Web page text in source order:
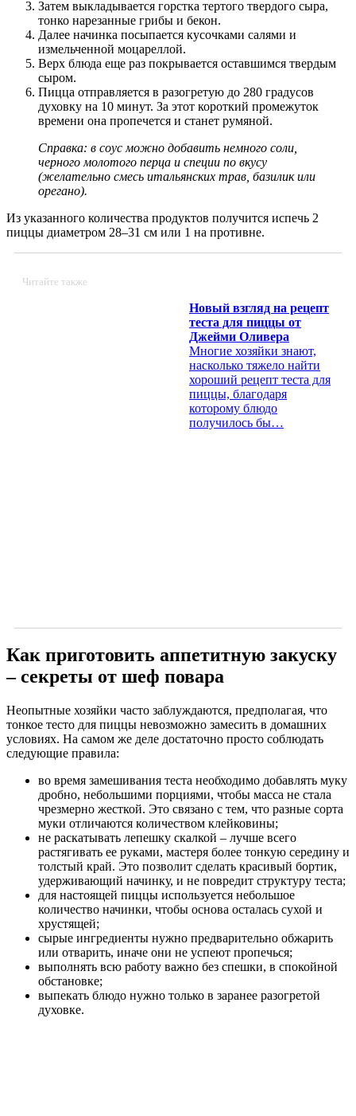
Затем выкладывается горстка тертого твердого сыра,
тонко нарезанные грибы и бекон.
Далее начинка посыпается кусочками салями и
измельченной моцареллой.
Верх блюда еще раз покрывается оставшимся твердым
сыром.
Пицца отправляется в разогретую до 280 градусов
духовку на 10 минут. За этот короткий промежуток
времени она пропечется и станет румяной.
Справка: в соус можно добавить немного соли,
черного молотого перца и специи по вкусу
(желательно смесь итальянских трав, базилик или
орегано).
Из указанного количества продуктов получится испечь 2
пиццы диаметром 28–31 см или 1 на противне.
Читайте также
Новый взгляд на рецепт
теста для пиццы от
Джейми Оливера
Многие хозяйки знают,
насколько тяжело найти
хороший рецепт теста для
пиццы, благодаря
которому блюдо
получилось бы…
Как приготовить аппетитную закуску
– секреты от шеф повара
Неопытные хозяйки часто заблуждаются, предполагая, что
тонкое тесто для пиццы невозможно замесить в домашних
условиях. На самом же деле достаточно просто соблюдать
следующие правила:
во время замешивания теста необходимо добавлять муку
дробно, небольшими порциями, чтобы масса не стала
чрезмерно жесткой. Это связано с тем, что разные сорта
муки отличаются количеством клейковины;
не раскатывать лепешку скалкой – лучше всего
растягивать ее руками, мастеря более тонкую середину и
толстый край. Это позволит сделать красивый бортик,
удерживающий начинку, и не повредит структуру теста;
для настоящей пиццы используется небольшое
количество начинки, чтобы основа осталась сухой и
хрустящей;
сырые ингредиенты нужно предварительно обжарить
или отварить, иначе они не успеют пропечься;
выполнять всю работу важно без спешки, в спокойной
обстановке;
выпекать блюдо нужно только в заранее разогретой
духовке.